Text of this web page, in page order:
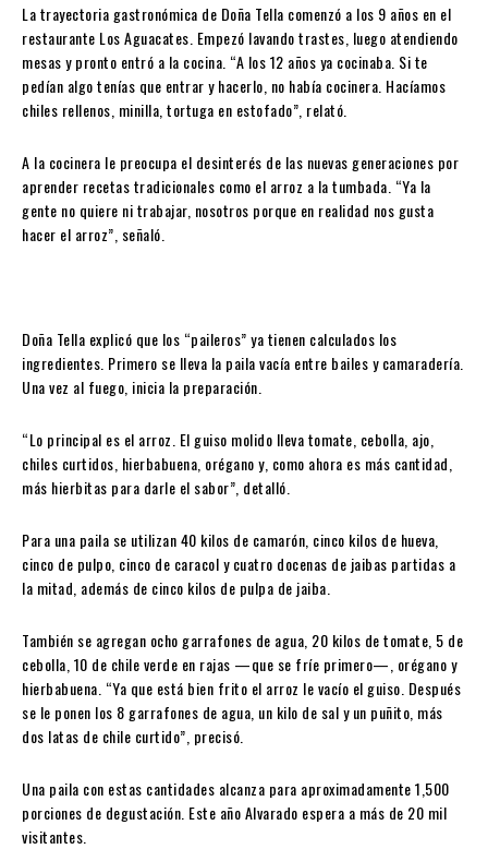
La trayectoria gastronómica de Doña Tella comenzó a los 9 años en el
restaurante Los Aguacates. Empezó lavando trastes, luego atendiendo
mesas y pronto entró a la cocina. “A los 12 años ya cocinaba. Si te
pedían algo tenías que entrar y hacerlo, no había cocinera. Hacíamos
chiles rellenos, minilla, tortuga en estofado”, relató.
A la cocinera le preocupa el desinterés de las nuevas generaciones por
aprender recetas tradicionales como el arroz a la tumbada. “Ya la
gente no quiere ni trabajar, nosotros porque en realidad nos gusta
hacer el arroz”, señaló.
Doña Tella explicó que los “paileros” ya tienen calculados los
ingredientes. Primero se lleva la paila vacía entre bailes y camaradería.
Una vez al fuego, inicia la preparación.
“Lo principal es el arroz. El guiso molido lleva tomate, cebolla, ajo,
chiles curtidos, hierbabuena, orégano y, como ahora es más cantidad,
más hierbitas para darle el sabor”, detalló.
Para una paila se utilizan 40 kilos de camarón, cinco kilos de hueva,
cinco de pulpo, cinco de caracol y cuatro docenas de jaibas partidas a
la mitad, además de cinco kilos de pulpa de jaiba.
También se agregan ocho garrafones de agua, 20 kilos de tomate, 5 de
cebolla, 10 de chile verde en rajas —que se fríe primero—, orégano y
hierbabuena. “Ya que está bien frito el arroz le vacío el guiso. Después
se le ponen los 8 garrafones de agua, un kilo de sal y un puñito, más
dos latas de chile curtido”, precisó.
Una paila con estas cantidades alcanza para aproximadamente 1,500
porciones de degustación. Este año Alvarado espera a más de 20 mil
visitantes.